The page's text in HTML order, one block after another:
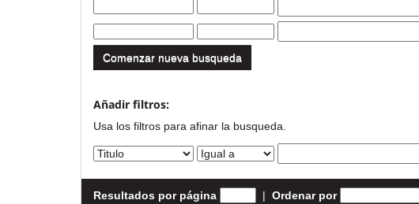
Comenzar nueva busqueda
Añadir filtros:
Usa los filtros para afinar la busqueda.
Resultados por página | Ordenar por